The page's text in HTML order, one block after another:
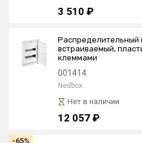
3 510 ₽
Распределительный
встраиваемый,
клеммами
001414
Nedbox
Нет в наличии
12 057 ₽
-65%